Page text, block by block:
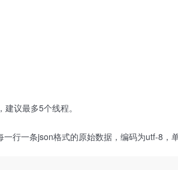
议最多5个线程。
行一条json格式的原始数据，编码为utf-8，